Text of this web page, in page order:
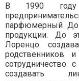
В 1990 году
парфюмерный
продукции. До
Лоренцо
сотрудничество
создавать